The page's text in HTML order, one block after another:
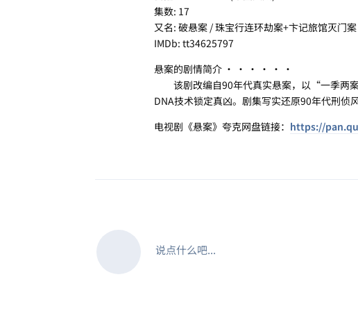
集数: 17
又名: 破悬案 / 珠宝行连环劫案+卞记旅馆灭门案
IMDb: tt34625797
悬案的剧情简介 · · · · · ·
该剧改编自90年代真实悬案，以“一季两案
DNA技术锁定真凶。剧集写实还原90年代刑侦
电视剧《悬案》夸克网盘链接： https://
说点什么吧...